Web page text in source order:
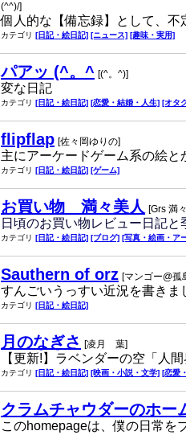
(^^)/]
個人的な【備忘録】として、不
カテゴリ [日記・絵日記] [ニュース] [趣味・実用]
パアッ (^。^ [(^。^)]
変な日記
カテゴリ [日記・絵日記] [恋愛・結婚・人生] [オタ
flipflap [佐々岡ゆりの]
主にアーケードゲーム系の絵
カテゴリ [日記・絵日記] [ゲーム]
お買い物 満々美人 [Grs 満
日頃のお買い物レビュー日記と
カテゴリ [日記・絵日記] [ブログ] [写真・絵画・ア
Sauthern of orz [マンゴー@孤
すんごいうっすい近況を書きま
カテゴリ [日記・絵日記]
月のなぎさ [凌月 葉]
【更新!】ラベンダーの空「人
カテゴリ [日記・絵日記] [映画・小説・文学] [恋愛
クラムチャウダーのホー
このhomepageは、僕の日常を